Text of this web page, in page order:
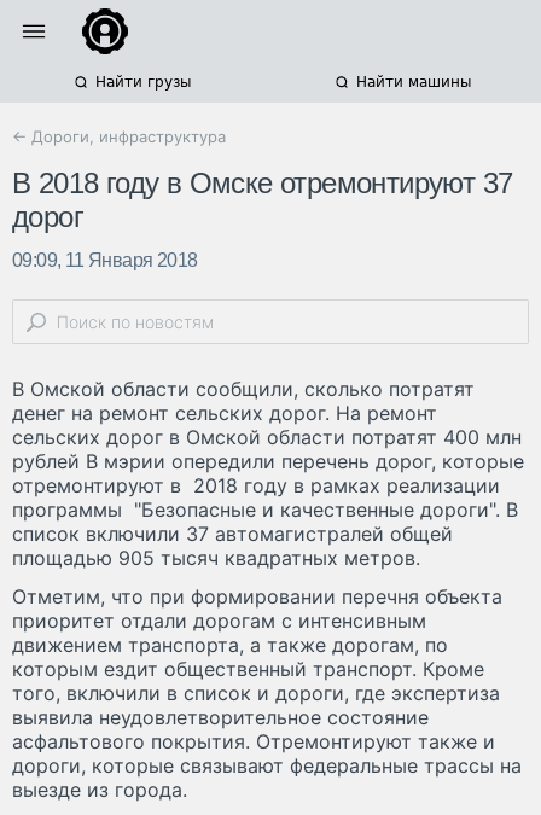
Найти грузы Найти машины
← Дороги, инфраструктура
В 2018 году в Омске отремонтируют 37
дорог
09:09, 11 Января 2018
В Омской области сообщили, сколько потратят
денег на ремонт сельских дорог. На ремонт
сельских дорог в Омской области потратят 400 млн
рублей В мэрии опередили перечень дорог, которые
отремонтируют в 2018 году в рамках реализации
программы "Безопасные и качественные дороги". В
список включили 37 автомагистралей общей
площадью 905 тысяч квадратных метров.
Отметим, что при формировании перечня объекта
приоритет отдали дорогам с интенсивным
движением транспорта, а также дорогам, по
которым ездит общественный транспорт. Кроме
того, включили в список и дороги, где экспертиза
выявила неудовлетворительное состояние
асфальтового покрытия. Отремонтируют также и
дороги, которые связывают федеральные трассы на
выезде из города.